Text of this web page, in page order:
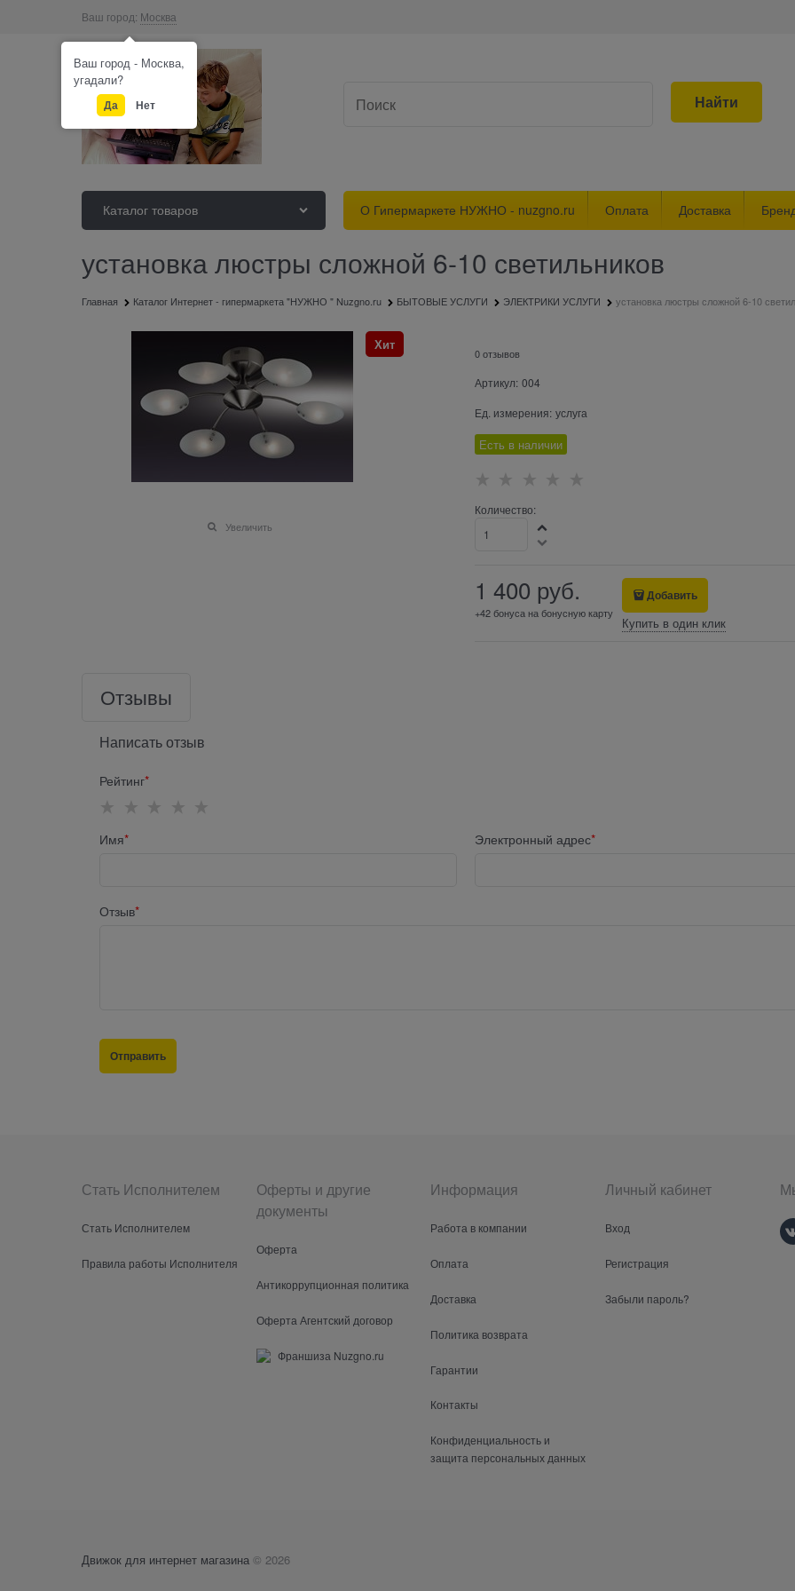
Ваш город: Москва
Найти
Каталог товаров О Гипермаркете НУЖНО - nuzgno.ru Оплата Доставка
установка люстры сложной 6-10 светильников
Главная Каталог Интернет - гипермаркета "НУЖНО " Nuzgno.ru БЫТОВЫЕ УСЛУГИ ЭЛЕКТРИКИ УСЛУГИ установка люстры сложной 6-10
Хит
Увеличить
0 отзывов
Артикул: 004
Ед. измерения: услуга
Есть в наличии
Количество:
1 400 руб.
+42 бонуса на бонусную карту
Добавить
Купить в один клик
Отзывы
Написать отзыв
Рейтинг
Имя Электронный адрес
Отзыв
Стать Исполнителем
Стать Исполнителем
Правила работы Исполнителя
Оферты и другие
документы
Оферта
Антикоррупционная политика
Оферта Агентский договор
Франшиза Nuzgno.ru
Информация
Работа в компании
Оплата
Доставка
Политика возврата
Гарантии
Контакты
Конфиденциальность и
защита персональных данных
Личный кабинет
Вход
Регистрация
Забыли пароль?
Движок для интернет магазина © 2026
Ваш город - Москва,
угадали?
Да Нет